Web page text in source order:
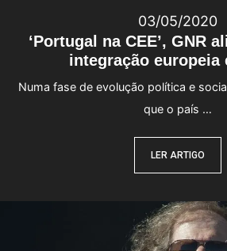
‘Portugal na CEE’, GNR
integração europeia
03/05/2020
Numa fase de evolução política e
que o país …
LER ARTIGO